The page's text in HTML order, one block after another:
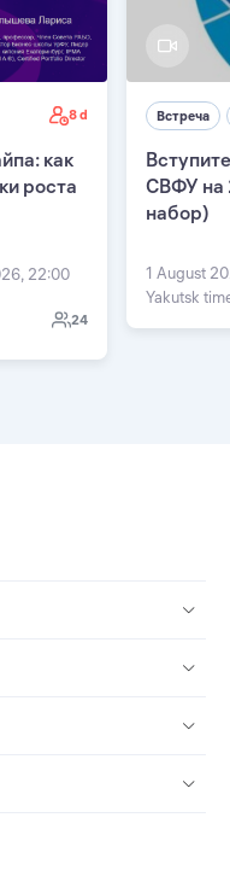
8 d
как
роста
22:00
24
Встреча
СВФУ на
набор)
1 August
Yakutsk